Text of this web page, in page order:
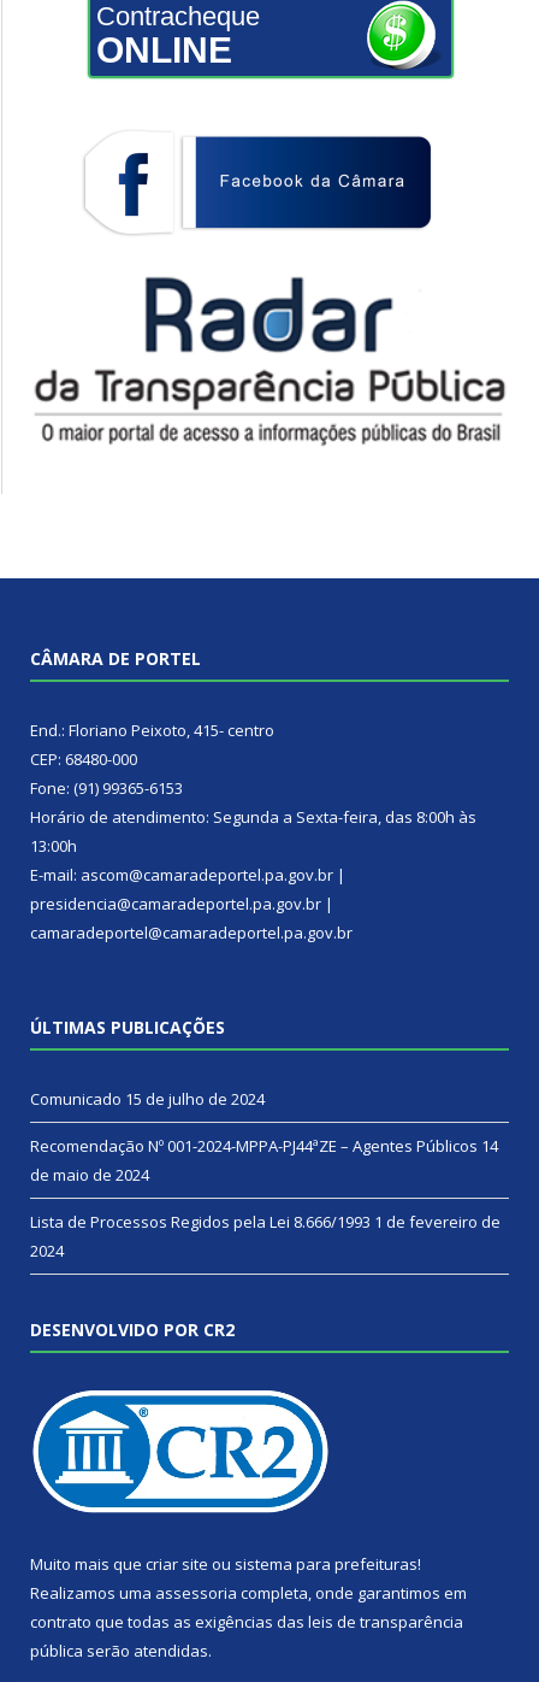
Contracheque
ONLINE
CÂMARA DE PORTEL
End.: Floriano Peixoto, 415- centro
CEP: 68480-000
Fone: (91) 99365-6153
Horário de atendimento: Segunda a Sexta-feira, das 8:00h às
13:00h
E-mail: ascom@camaradeportel.pa.gov.br |
presidencia@camaradeportel.pa.gov.br |
camaradeportel@camaradeportel.pa.gov.br
ÚLTIMAS PUBLICAÇÕES
Comunicado 15 de julho de 2024
Recomendação Nº 001-2024-MPPA-PJ44ªZE – Agentes Públicos 14
de maio de 2024
Lista de Processos Regidos pela Lei 8.666/1993 1 de fevereiro de
2024
DESENVOLVIDO POR CR2
Muito mais que criar site ou sistema para prefeituras!
Realizamos uma assessoria completa, onde garantimos em
contrato que todas as exigências das leis de transparência
pública serão atendidas.